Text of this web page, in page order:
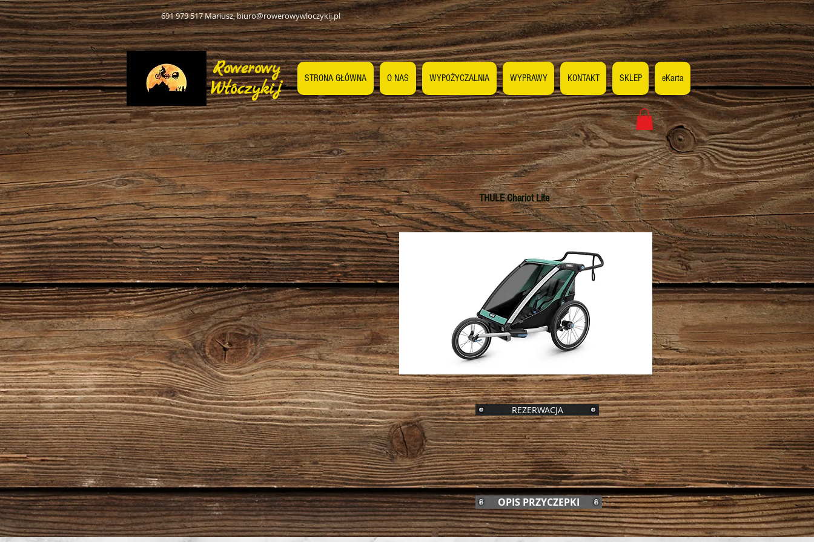
691 979 517 Mariusz,biuro@rowerowywloczykij.pl
Rowerowy
Włóczykij
STRONA GŁÓWNA O NAS WYPOŻYCZALNIA WYPRAWY KONTAKT SKLEP eKarta
THULE Chariot Lite
REZERWACJA
OPIS PRZYCZEPKI